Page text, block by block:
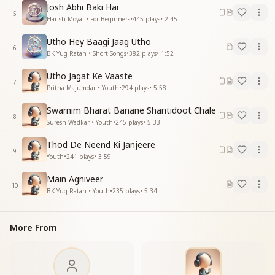
अब जान की बाजी लगाओ
आओ युवा आओ
नया मोड़ दुनिया को देने
संगठित हो जाओ
नया मोड़ दुनिया को देने
आओ युवा आओ
Shiv Baba has said,
“O beloved children, it is your task to bring heaven
upon this earth.”
Adopt divine virtues within yourselves,
and through them attain true peace and happiness.
Yes, children, Baba has said—
“Establish heaven on earth.”
By embodying purity, peace, and love,
bring the new world of joy into being.
Awaken every soul,
even if it takes your life’s fullest effort.
Give a new turn to this world,
unite with one another,
5
Josh Abhi Baki Hai
Harish Moyal • For Beginners•445 plays• 2:45
6
Utho Hey Baagi Jaag Utho
BK Yug Ratan • Short Songs•382 plays• 1:52
7
Utho Jagat Ke Vaaste
Pritha Majumdar • Youth•294 plays• 5:58
8
Swarnim Bharat Banane Shantidoot Chale
Suresh Wadkar • Youth•245 plays• 5:33
9
Thod De Neend Ki Janjeere
Youth•241 plays• 3:59
10
Main Agniveer
BK Yug Ratan • Youth•235 plays• 5:34
More From